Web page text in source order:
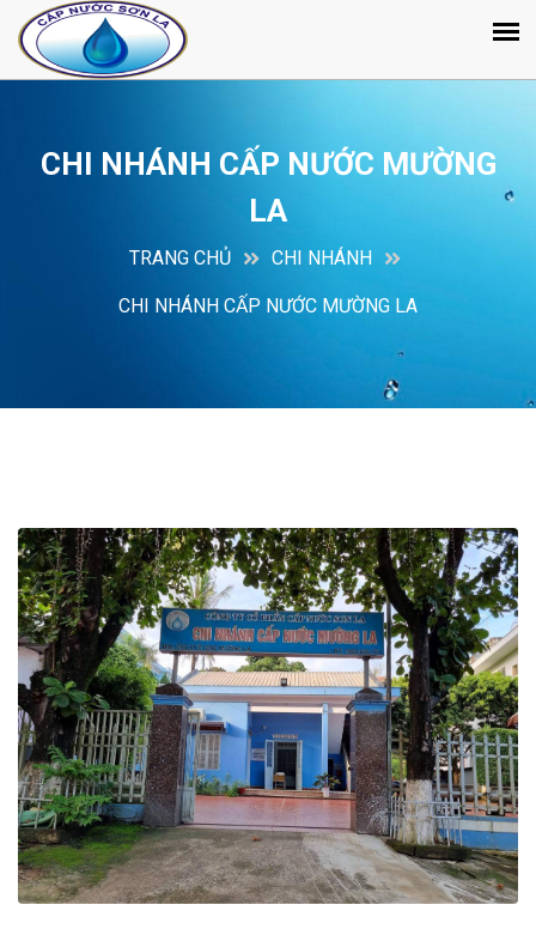
CHI NHÁNH CẤP NƯỚC MƯỜNG
LA
TRANG CHỦ CHI NHÁNH
CHI NHÁNH CẤP NƯỚC MƯỜNG LA